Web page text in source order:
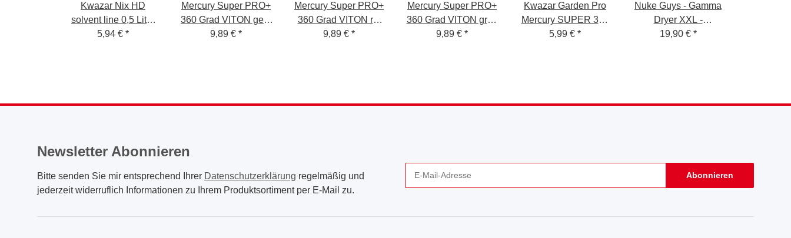
Kwazar Nix HD
solvent line 0,5 Liter
Sprühflasche
5,94 € *
Mercury Super PRO+
360 Grad VITON gelb
Sprühflasche 1,0 Liter
9,89 € *
Mercury Super PRO+
360 Grad VITON rot
Sprühflasche 1,0 Liter
9,89 € *
Mercury Super PRO+
360 Grad VITON grün
Sprühflasche 1,0 Liter
9,89 € *
Kwazar Garden Pro
Mercury SUPER 360
VITON Sprühflasche
5,99 € *
Nuke Guys - Gamma
Dryer XXL -
Mikrofaser
19,90 € *
Newsletter Abonnieren
Bitte senden Sie mir entsprechend Ihrer Datenschutzerklärung regelmäßig und
jederzeit widerruflich Informationen zu Ihrem Produktsortiment per E-Mail zu.
Abonnieren